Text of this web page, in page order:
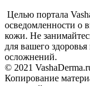
Целью портала
осведомленности о
кожи. Не
для вашего
осложнений.
© 2021
Копирование